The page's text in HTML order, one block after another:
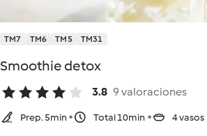
TM7 TM6 TM5 TM31
Smoothie detox
3.8 9 valoraciones
Prep. 5min Total 10min 4 vasos